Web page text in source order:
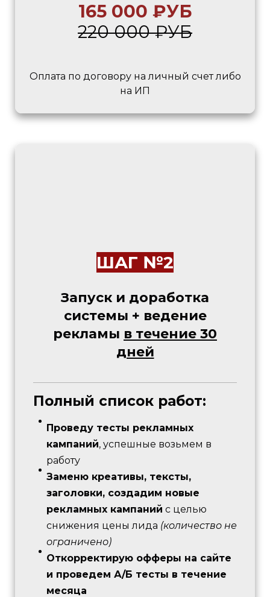
165 000 ₽УБ
220 000 ₽УБ
Оплата по договору на личный счет либо
на ИП
ШАГ №2
Запуск и доработка
системы + ведение
рекламы в течение 30
дней
Полный список работ:
Проведу тесты рекламных
кампаний, успешные возьмем в
работу
Заменю креативы, тексты,
заголовки, создадим новые
рекламных кампаний с целью
снижения цены лида (количество не
ограничено)
Откорректирую офферы на сайте
и проведем А/Б тесты в течение
месяца